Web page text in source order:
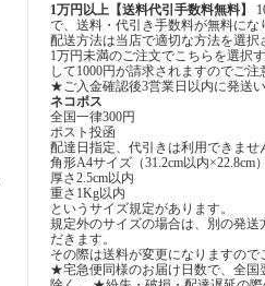
1万円以上【送料代引手数料無料】
で、送料・代引き手数料が無料にな
配送方法は当店で適切な方法を選択
1万円未満のご注文でこちらを選択
して1000円が請求されますのでご注
★ご入金確認後3営業日以内に発送い
ネコポス
全国一律300円
ポスト投函
配達日指定、代引きは利用できませ
角形A4サイズ（31.2cm以内×22.8cm
厚さ2.5cm以内
重さ1Kg以内
というサイズ規定があります。
規定外のサイズの場合は、別の発送
だきます。
その際は送料が変更になりますので
★宅急便同様のお届け日数で、全